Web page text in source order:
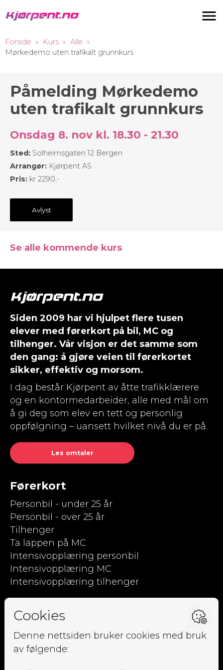
Forside Kurs
Alle
Mørkedemo uten trafikalt grunnkurs
Påmelding Mørkedemo
uten trafikalt grunnkurs
Onsdag 8. nov kl. 18.30 - 21.30
Sted: Solheimsgaten 12 Bergen
Arrangør: Kjørpent AS
Pris: kr 2290,-
Avlyst
Se alle kommende kurs
Siden 2009 har vi hjulpet flere tusen
elever med førerkort på bil, MC og
tilhenger. Vår visjon er det samme som
den gang: å gjøre veien til førerkortet
sikker, effektiv og morsom.
I dag består Kjørpent av åtte trafikklærere
og en kontormedarbeider, alle med mål om
å gi deg som elev en tett og personlig
oppfølgning – uansett hvilket nivå du er på.
Les omtaler
Førerkort
Personbil - under 25 år
Personbil - over 25 år
Tilhenger
Ta lappen på MC
Intensivopplæring personbil
Intensivopplæring MC
Intensivopplæring tilhenger
Om oss
Ansatte
Elevside